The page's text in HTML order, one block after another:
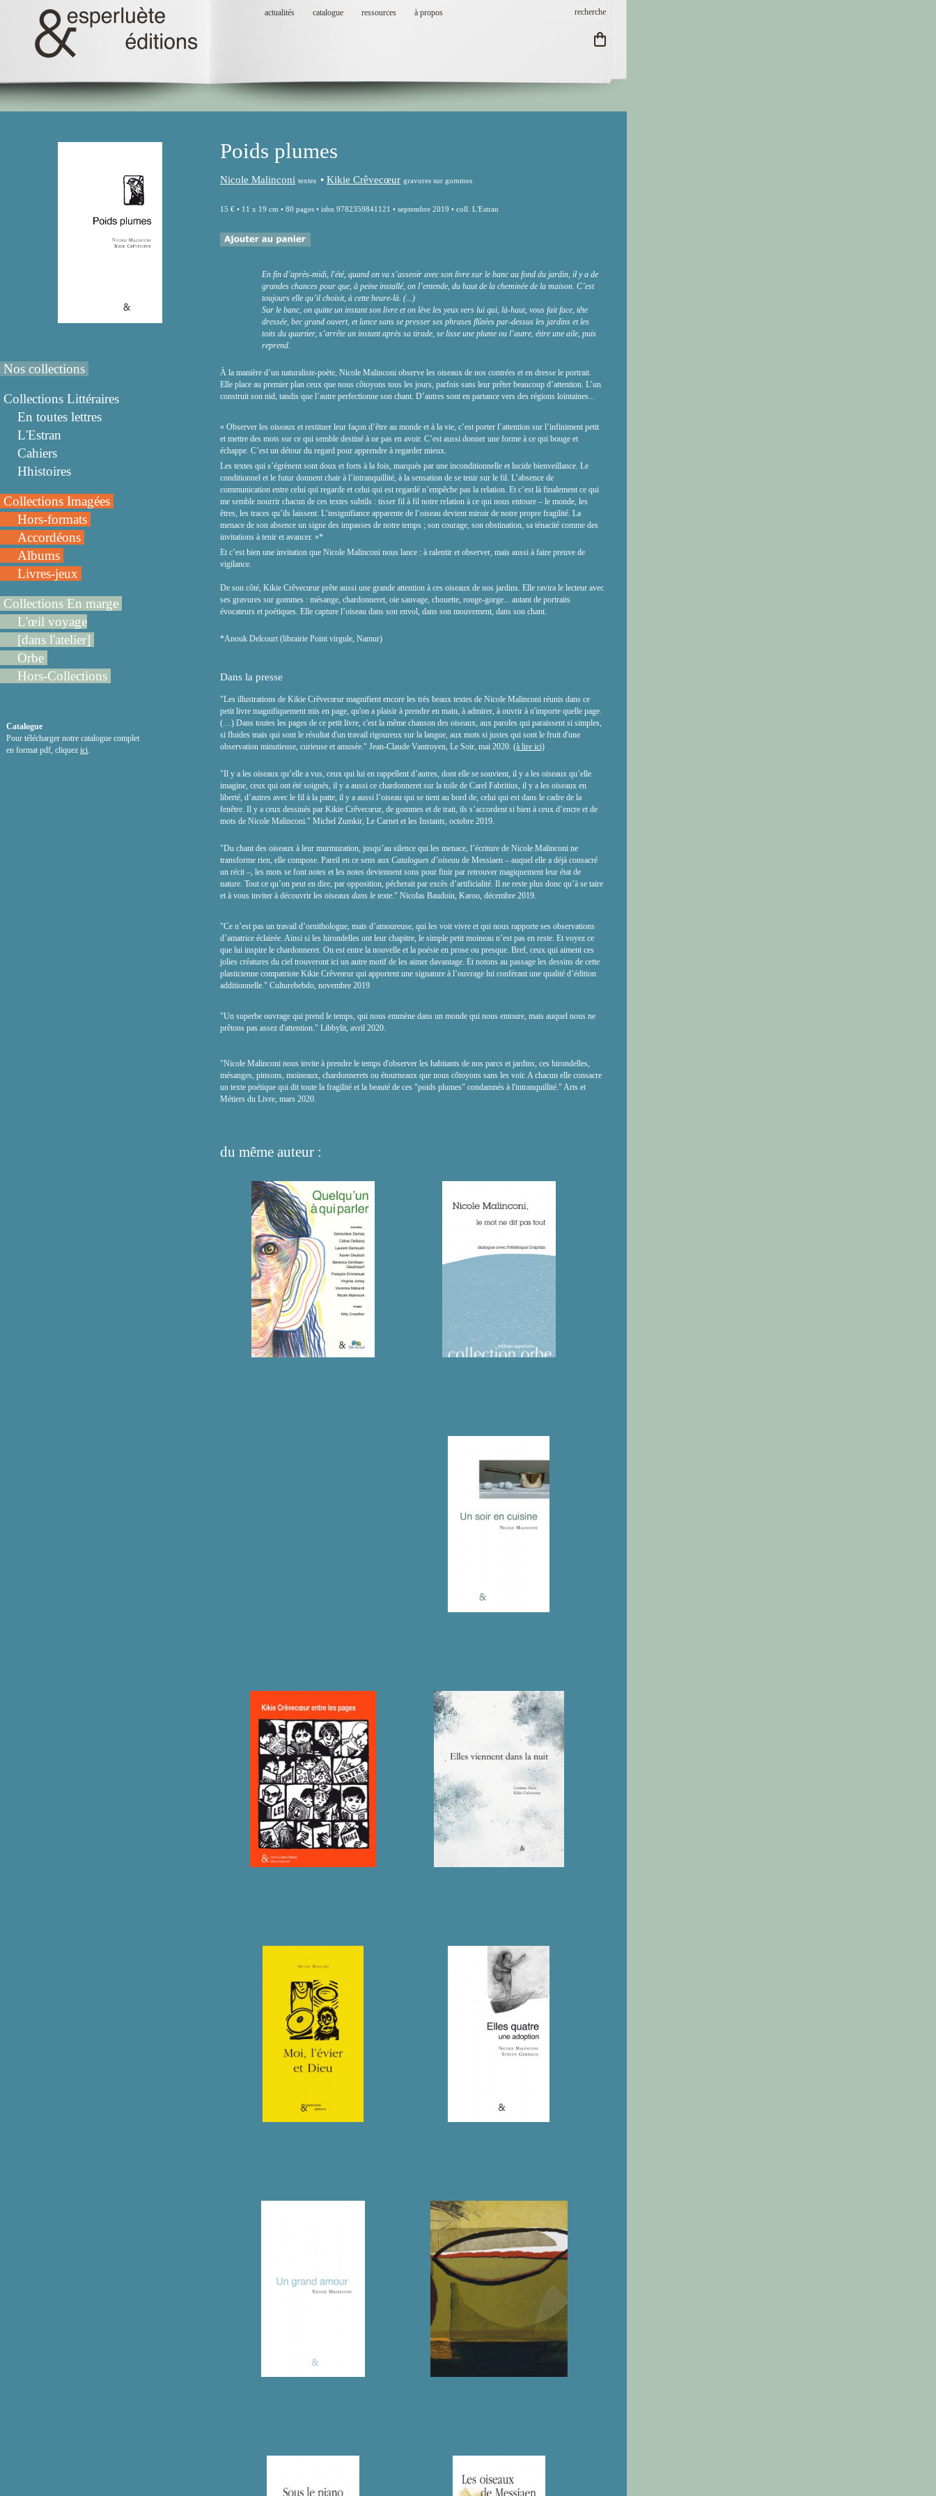
actualités catalogue ressources à propos
Nos collections
Collections Littéraires
En toutes lettres
L'Estran
Cahiers
Hhistoires
Collections Imagées
Hors-formats
Accordéons
Albums
Livres-jeux
Collections En marge
L'œil voyage
[dans l'atelier]
Orbe
Hors-Collections
Catalogue
Pour télécharger notre catalogue complet
en format pdf, cliquez ici
Poids plumes
Nicole Malinconi textes • Kikie Crêvecœur gravures sur gommes
15 € • 11 x 19 cm • 80 pages • isbn 9782359841121 • septembre 2019 • coll. L'Estran
En fin d’après-midi, l'été, quand on va s’asseoir avec son livre sur le banc au fond du jardin, il y a de
grandes chances pour que, à peine installé, on l’entende, du haut de la cheminée de la maison. C’est
toujours elle qu’il choisit, à cette heure-là. (...)
Sur le banc, on quitte un instant son livre et on lève les yeux vers lui qui, là-haut, vous fait face, tête
dressée, bec grand ouvert, et lance sans se presser ses phrases flûtées par-dessus les jardins et les
toits du quartier, s’arrête un instant après sa tirade, se lisse une plume ou l’autre, étire une aile, puis
reprend.
À la manière d’un naturaliste-poète, Nicole Malinconi observe les oiseaux de nos contrées et en dresse le portrait.
Elle place au premier plan ceux que nous côtoyons tous les jours, parfois sans leur prêter beaucoup d’attention. L’un
construit son nid, tandis que l’autre perfectionne son chant. D’autres sont en partance vers des régions lointaines...
« Observer les oiseaux et restituer leur façon d’être au monde et à la vie, c’est porter l’attention sur l’infiniment petit
et mettre des mots sur ce qui semble destiné à ne pas en avoir. C’est aussi donner une forme à ce qui bouge et
échappe. C’est un détour du regard pour apprendre à regarder mieux.
Les textes qui s’égrènent sont doux et forts à la fois, marqués par une inconditionnelle et lucide bienveillance. Le
conditionnel et le futur donnent chair à l’intranquillité, à la sensation de se tenir sur le fil. L’absence de
communication entre celui qui regarde et celui qui est regardé n’empêche pas la relation. Et c’est là finalement ce qui
me semble nourrir chacun de ces textes subtils : tisser fil à fil notre relation à ce qui nous entoure – le monde, les
êtres, les traces qu’ils laissent. L’insignifiance apparente de l’oiseau devient miroir de notre propre fragilité. La
menace de son absence un signe des impasses de notre temps ; son courage, son obstination, sa ténacité comme des
invitations à tenir et avancer. »*
Et c’est bien une invitation que Nicole Malinconi nous lance : à ralentir et observer, mais aussi à faire preuve de
vigilance.
De son côté, Kikie Crêvecœur prête aussi une grande attention à ces oiseaux de nos jardins. Elle ravira le lecteur avec
ses gravures sur gommes : mésange, chardonneret, oie sauvage, chouette, rouge-gorge... autant de portraits
évocateurs et poétiques. Elle capture l’oiseau dans son envol, dans son mouvement, dans son chant.
*Anouk Delcourt (librairie Point virgule, Namur)
Dans la presse
"Les illustrations de Kikie Crêvecœur magnifient encore les très beaux textes de Nicole Malinconi réunis dans ce
petit livre magnifiquement mis en page, qu'on a plaisir à prendre en main, à admirer, à ouvrir à n'importe quelle page.
(…) Dans toutes les pages de ce petit livre, c'est la même chanson des oiseaux, aux paroles qui paraissent si simples,
si fluides mais qui sont le résultat d'un travail rigoureux sur la langue, aux mots si justes qui sont le fruit d'une
observation minutieuse, curieuse et amusée." Jean-Claude Vantroyen, Le Soir, mai 2020. (à lire ici)
"Il y a les oiseaux qu’elle a vus, ceux qui lui en rappellent d’autres, dont elle se souvient, il y a les oiseaux qu’elle
imagine, ceux qui ont été soignés, il y a aussi ce chardonneret sur la toile de Carel Fabritius, il y a les oiseaux en
liberté, d’autres avec le fil à la patte, il y a aussi l’oiseau qui se tient au bord de, celui qui est dans le cadre de la
fenêtre. Il y a ceux dessinés par Kikie Crêvecœur, de gommes et de trait, ils s’accordent si bien à ceux d’encre et de
mots de Nicole Malinconi." Michel Zumkir, Le Carnet et les Instants, octobre 2019.
"Du chant des oiseaux à leur murmuration, jusqu’au silence qui les menace, l’écriture de Nicole Malinconi ne
transforme rien, elle compose. Pareil en ce sens aux Catalogues d’oiseau de Messiaen – auquel elle a déjà consacré
un récit –, les mots se font notes et les notes deviennent sons pour finir par retrouver magiquement leur état de
nature. Tout ce qu’on peut en dire, par opposition, pécherait par excès d’artificialité. Il ne reste plus donc qu’à se taire
et à vous inviter à découvrir les oiseaux dans le texte." Nicolas Baudoin, Karoo, décembre 2019.
"Ce n’est pas un travail d’ornithologue, mais d’amoureuse, qui les voit vivre et qui nous rapporte ses observations
d’amatrice éclairée. Ainsi si les hirondelles ont leur chapitre, le simple petit moineau n’est pas en reste. Et voyez ce
que lui inspire le chardonneret. On est entre la nouvelle et la poésie en prose ou presque. Bref, ceux qui aiment ces
jolies créatures du ciel trouveront ici un autre motif de les aimer davantage. Et notons au passage les dessins de cette
plasticienne compatriote Kikie Crêveœur qui apportent une signature à l’ouvrage lui conférant une qualité d’édition
additionnelle." Culturehebdo, novembre 2019
"Un superbe ouvrage qui prend le temps, qui nous emmène dans un monde qui nous entoure, mais auquel nous ne
prêtons pas assez d'attention." Libbylit, avril 2020.
"Nicole Malinconi nous invite à prendre le temps d'observer les habitants de nos parcs et jardins, ces hirondelles,
mésanges, pinsons, moineaux, chardonnerets ou étourneaux que nous côtoyons sans les voir. A chacun elle consacre
un texte poétique qui dit toute la fragilité et la beauté de ces "poids plumes" condamnés à l'intranquillité." Arts et
Métiers du Livre, mars 2020.
du même auteur :